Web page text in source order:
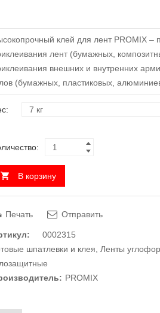
клей для лент PROMIX –
лент (бумажных,
внешних и внутренних
(бумажных, пластиковых,
В корзину
Печать Отправить
0002315
шпатлевки и клея, Ленты
PROMIX